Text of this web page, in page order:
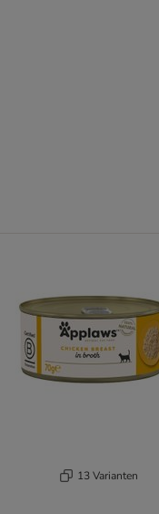
13 Varianten